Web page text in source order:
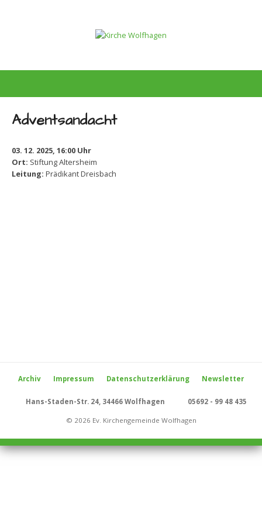
Adventsandacht
03. 12. 2025, 16:00 Uhr
Ort: Stiftung Altersheim
Leitung: Prädikant Dreisbach
Archiv Impressum Datenschutzerklärung Newsletter
Hans-Staden-Str. 24, 34466 Wolfhagen 05692 - 99 48 435
© 2026 Ev. Kirchengemeinde Wolfhagen